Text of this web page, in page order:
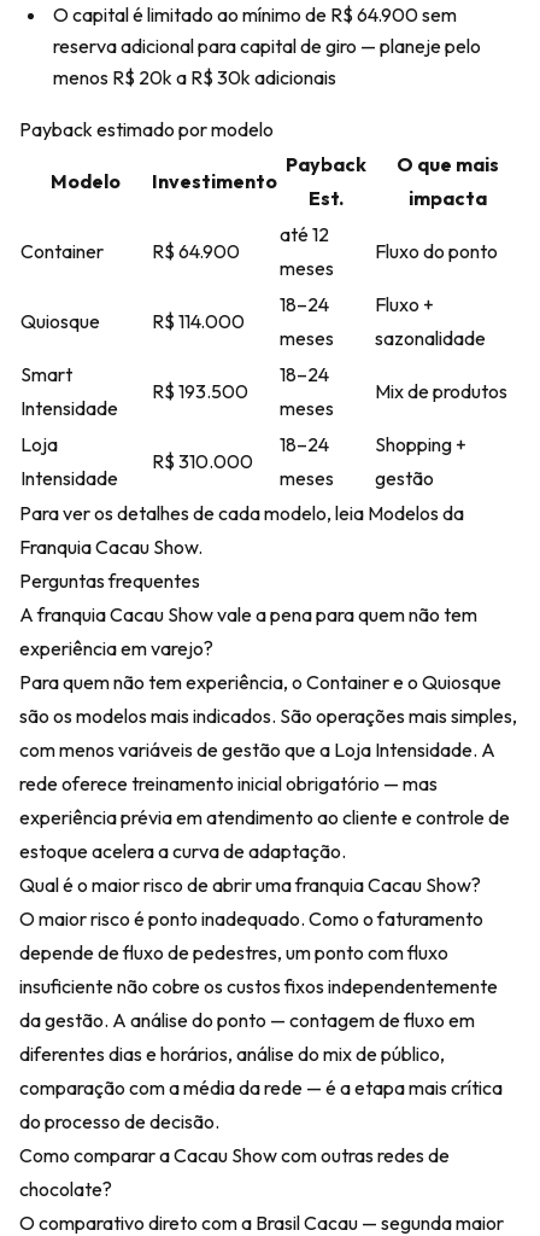
O capital é limitado ao mínimo de R$ 64.900 sem
reserva adicional para capital de giro — planeje pelo
menos R$ 20k a R$ 30k adicionais
Payback estimado por modelo
Modelo Investimento
Payback
Est.
O que mais
impacta
Container R$ 64.900
até 12
meses
Fluxo do ponto
Quiosque R$ 114.000
18–24
meses
Fluxo +
sazonalidade
Smart
Intensidade
R$ 193.500
18–24
meses
Mix de produtos
Loja
Intensidade
R$ 310.000
18–24
meses
Shopping +
gestão
Para ver os detalhes de cada modelo, leia Modelos da
Franquia Cacau Show.
Perguntas frequentes
A franquia Cacau Show vale a pena para quem não tem
experiência em varejo?
Para quem não tem experiência, o Container e o Quiosque
são os modelos mais indicados. São operações mais simples,
com menos variáveis de gestão que a Loja Intensidade. A
rede oferece treinamento inicial obrigatório — mas
experiência prévia em atendimento ao cliente e controle de
estoque acelera a curva de adaptação.
Qual é o maior risco de abrir uma franquia Cacau Show?
O maior risco é ponto inadequado. Como o faturamento
depende de fluxo de pedestres, um ponto com fluxo
insuficiente não cobre os custos fixos independentemente
da gestão. A análise do ponto — contagem de fluxo em
diferentes dias e horários, análise do mix de público,
comparação com a média da rede — é a etapa mais crítica
do processo de decisão.
Como comparar a Cacau Show com outras redes de
chocolate?
O comparativo direto com a Brasil Cacau — segunda maior